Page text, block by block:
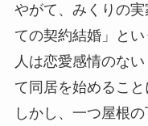
やがて、みくりの
ての契約結婚」と
人は恋愛感情のな
て同居を始めること
しかし、一つ屋根